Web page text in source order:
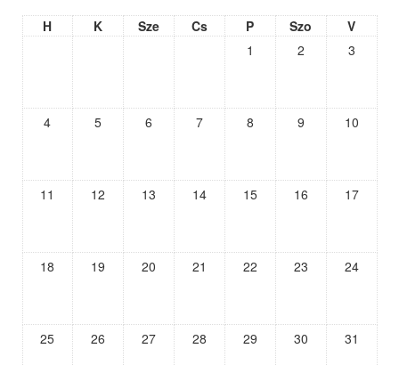
H K Sze Cs P Szo
V
1
2 3
4 5 6 7 8 9 10
11 12 13 14 15 16 17
18 19 20 21 22 23 24
25 26 27 28 29 30 31